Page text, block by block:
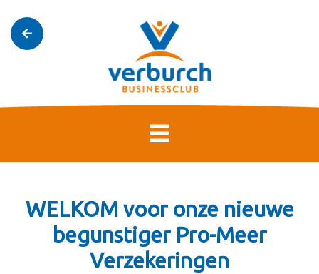
WELKOM voor onze nieuwe
begunstiger Pro-Meer
Verzekeringen